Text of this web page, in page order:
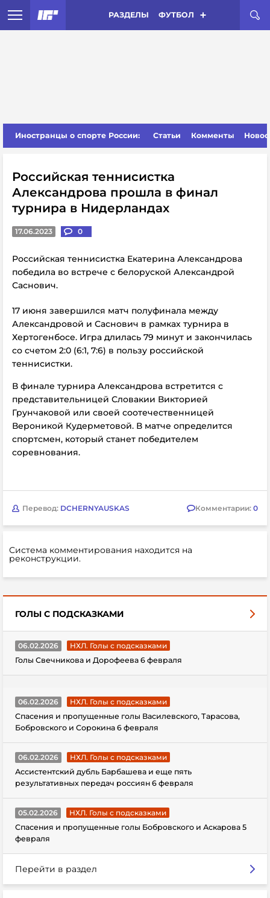
РАЗДЕЛЫ ФУТБОЛ
Иностранцы о спорте России: Статьи Комменты
Российская теннисистка
Александрова прошла в финал
турнира в Нидерландах
17.06.2023 0
Российская теннисистка Екатерина Александрова
победила во встрече с белоруской Александрой
Саснович.
17 июня завершился матч полуфинала между
Александровой и Саснович в рамках турнира в
Хертогенбосе. Игра длилась 79 минут и закончилась
со счетом 2:0 (6:1, 7:6) в пользу российской
теннисистки.
В финале турнира Александрова встретится с
представительницей Словакии Викторией
Грунчаковой или своей соотечественницей
Вероникой Кудерметовой. В матче определится
спортсмен, который станет победителем
соревнования.
Перевод: DCHERNYAUSKAS Комментарии: 0
Система комментирования находится на
реконструкции.
ГОЛЫ С ПОДСКАЗКАМИ
06.02.2026
НХЛ. Голы с подсказками
Голы Свечникова и Дорофеева 6 февраля
06.02.2026
НХЛ. Голы с подсказками
Спасения и пропущенные голы Василевского, Тарасова,
Бобровского и Сорокина 6 февраля
06.02.2026
НХЛ. Голы с подсказками
Ассистентский дубль Барбашева и еще пять
результативных передач россиян 6 февраля
05.02.2026
НХЛ. Голы с подсказками
Спасения и пропущенные голы Бобровского и Аскарова 5
февраля
Перейти в раздел